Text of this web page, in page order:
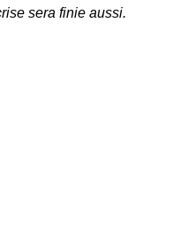
sera finie aussi.